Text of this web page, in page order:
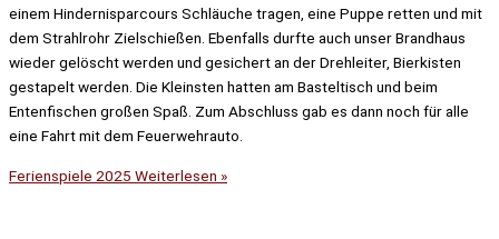
einem Hindernisparcours Schläuche tragen, eine Puppe retten und mit
dem Strahlrohr Zielschießen. Ebenfalls durfte auch unser Brandhaus
wieder gelöscht werden und gesichert an der Drehleiter, Bierkisten
gestapelt werden. Die Kleinsten hatten am Basteltisch und beim
Entenfischen großen Spaß. Zum Abschluss gab es dann noch für alle
eine Fahrt mit dem Feuerwehrauto.
Ferienspiele 2025 Weiterlesen »